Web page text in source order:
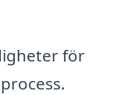
för